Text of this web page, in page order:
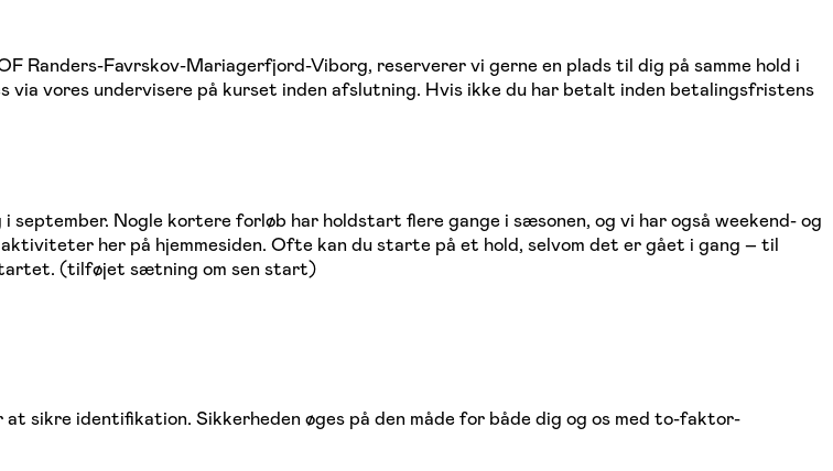
Favrskov-Mariagerfjord-Viborg, reserverer vi gerne en plads til dig på samme hold i
vores undervisere på kurset inden afslutning. Hvis ikke du har betalt inden betalingsfristens
Nogle kortere forløb har holdstart flere gange i sæsonen, og vi har også weekend- og
her på hjemmesiden. Ofte kan du starte på et hold, selvom det er gået i gang – til
(tilføjet sætning om sen start)
sikre identifikation. Sikkerheden øges på den måde for både dig og os med to-faktor-